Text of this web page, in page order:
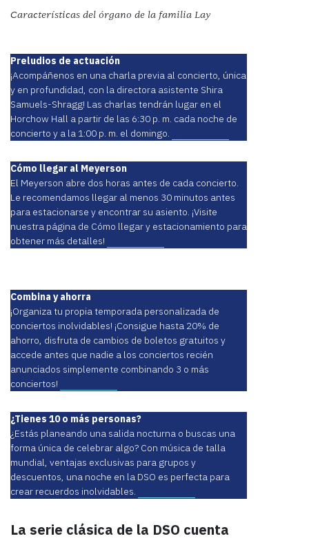
Características del órgano de la familia Lay
Preludios de actuación
¡Acompáñenos en una charla previa al concierto, única
y en profundidad, con la directora asistente Shira
Samuels-Shragg! Las charlas tendrán lugar en el
Horchow Hall a partir de las 6:30 p. m. cada noche de
concierto y a la 1:00 p. m. el domingo.
Cómo llegar al Meyerson
El Meyerson abre dos horas antes de cada concierto.
Le recomendamos llegar al menos 30 minutos antes
para estacionarse y encontrar su asiento. ¡Visite
nuestra página de Cómo llegar y estacionamiento para
obtener más detalles!
Combina y ahorra
¡Organiza tu propia temporada personalizada de
conciertos inolvidables! ¡Consigue hasta 20% de
ahorro, disfruta de cambios de boletos gratuitos y
accede antes que nadie a los conciertos recién
anunciados simplemente combinando 3 o más
conciertos!
¿Tienes 10 o más personas?
¿Estás planeando una salida nocturna o buscas una
forma única de celebrar algo? Con música de talla
mundial, ventajas exclusivas para grupos y
descuentos, una noche en la DSO es perfecta para
crear recuerdos inolvidables.
La serie clásica de la DSO cuenta